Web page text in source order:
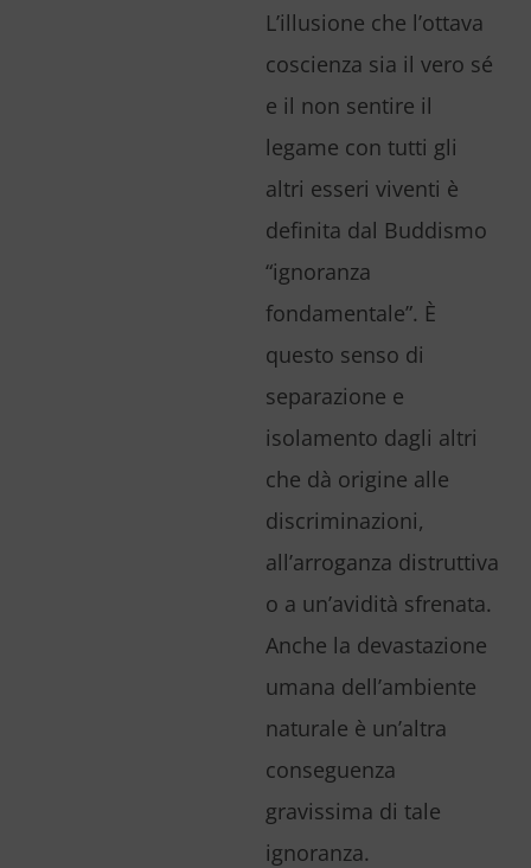
L’illusione che l’ottava
coscienza sia il vero sé
e il non sentire il
legame con tutti gli
altri esseri viventi è
definita dal Buddismo
“ignoranza
fondamentale”. È
questo senso di
separazione e
isolamento dagli altri
che dà origine alle
discriminazioni,
all’arroganza distruttiva
o a un’avidità sfrenata.
Anche la devastazione
umana dell’ambiente
naturale è un’altra
conseguenza
gravissima di tale
ignoranza.